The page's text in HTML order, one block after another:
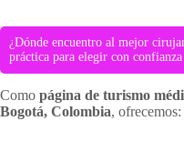
¿Dónde encuentro al mejor
práctica para elegir con confianza
Como página de turismo
Bogotá, Colombia, ofrecemos: